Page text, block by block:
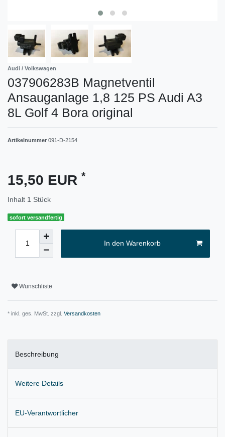
Audi / Volkswagen
037906283B Magnetventil
Ansauganlage 1,8 125 PS Audi A3
8L Golf 4 Bora original
Artikelnummer 091-D-2154
15,50 EUR *
Inhalt 1 Stück
sofort versandfertig
In den Warenkorb
Wunschliste
* inkl. ges. MwSt. zzgl. Versandkosten
Beschreibung
Weitere Details
EU-Verantwortlicher